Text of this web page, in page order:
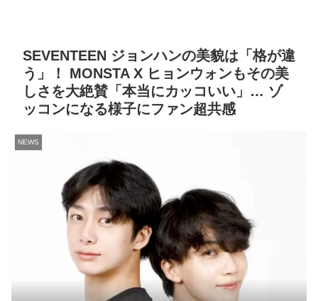
SEVENTEEN ジョンハンの美貌は「格が違
う」！ MONSTA X ヒョンウォンもその美
しさを大絶賛「本当にカッコいい」… ゾ
ッコンになる様子にファン超共感
NEWS